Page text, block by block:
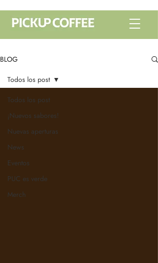
BLOG
Todos los post
¡Nuevos sabores!
Nuevas aperturas
News
Eventos
PUC es verde
Merch
Todos los post